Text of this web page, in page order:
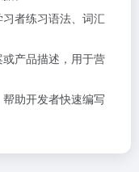
者练习语法、词汇
产品描述，用于营
助开发者快速编写